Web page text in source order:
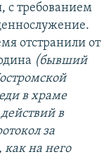
с требованием
отстранили от
(бывший
в храме
в
за
как на него